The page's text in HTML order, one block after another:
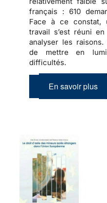
français : 610
Face à ce constat,
travail s’est réuni en
analyser les
de mettre en
difficultés.
En savoir plus